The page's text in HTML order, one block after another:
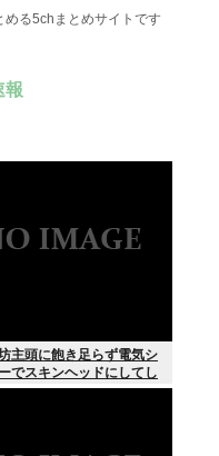
る5chまとめサイトです
報
主頭に飽き足らず電気シ
でスキンヘッドにしてし